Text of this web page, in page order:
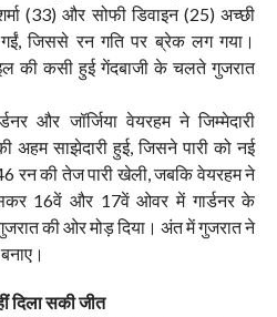
(33) और सोफी डिवाइन (25) अच्छी
जिससे रन गति पर ब्रेक लग गया।
की कसी हुई गेंदबाजी के चलते गुजरात
और जॉर्जिया वेयरहम ने जिम्मेदारी
अहम साझेदारी हुई, जिसने पारी को नई
रन की तेज पारी खेली, जबकि वेयरहम ने
16वें और 17वें ओवर में गार्डनर के
की ओर मोड़ दिया। अंत में गुजरात ने
दिला सकी जीत